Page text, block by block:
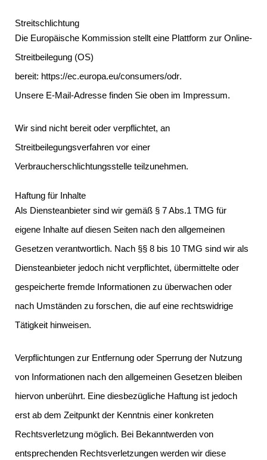
Streitschlichtung
Die Europäische Kommission stellt eine Plattform zur Online-
Streitbeilegung (OS)
bereit: https://ec.europa.eu/consumers/odr.
Unsere E-Mail-Adresse finden Sie oben im Impressum.
Wir sind nicht bereit oder verpflichtet, an
Streitbeilegungsverfahren vor einer
Verbraucherschlichtungsstelle teilzunehmen.
Haftung für Inhalte
Als Diensteanbieter sind wir gemäß § 7 Abs.1 TMG für
eigene Inhalte auf diesen Seiten nach den allgemeinen
Gesetzen verantwortlich. Nach §§ 8 bis 10 TMG sind wir als
Diensteanbieter jedoch nicht verpflichtet, übermittelte oder
gespeicherte fremde Informationen zu überwachen oder
nach Umständen zu forschen, die auf eine rechtswidrige
Tätigkeit hinweisen.
Verpflichtungen zur Entfernung oder Sperrung der Nutzung
von Informationen nach den allgemeinen Gesetzen bleiben
hiervon unberührt. Eine diesbezügliche Haftung ist jedoch
erst ab dem Zeitpunkt der Kenntnis einer konkreten
Rechtsverletzung möglich. Bei Bekanntwerden von
entsprechenden Rechtsverletzungen werden wir diese